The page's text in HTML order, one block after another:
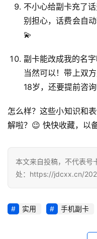
讯
卡
推
荐
投
不小心给副卡充了
别担心，话费会自
💫
副卡能改成我的名
当然可以！带上双
18岁，还要提前咨
怎么样？这些小知识和
解啦？😉 快快收藏，以
本文来自投稿，不代表号
处：https://jdcxx.cn/
实用 手机副卡